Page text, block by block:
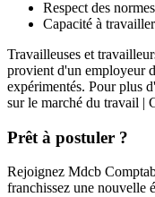
Respect des
Capacité à
Travailleuses et
provient d'un employeur
expérimentés. Pour plus
sur le marché du travail |
Prêt à postuler ?
Rejoignez Mdcb
franchissez une nouvelle